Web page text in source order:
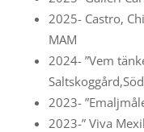
2025- Castro,
MAM
2024- ”Vem
2023-
2023-” Viva